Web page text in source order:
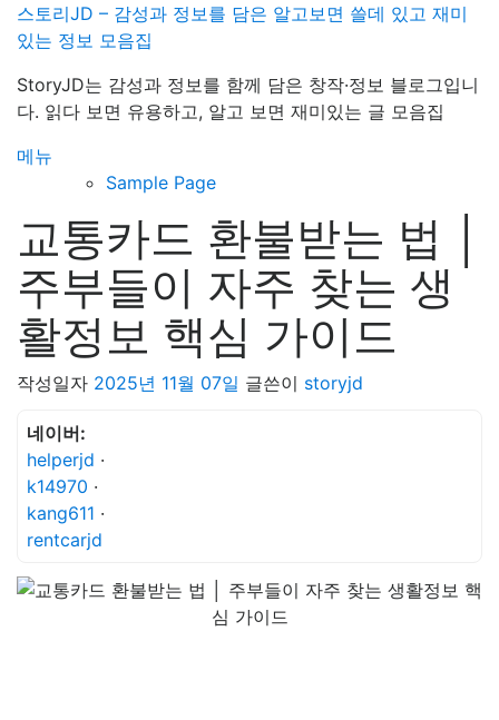
스토리JD – 감성과 정보를 담은 알고보면 쓸데 있고 재미
있는 정보 모음집
StoryJD는 감성과 정보를 함께 담은 창작·정보 블로그입니
다. 읽다 보면 유용하고, 알고 보면 재미있는 글 모음집
메뉴
Sample Page
교통카드 환불받는 법 │
주부들이 자주 찾는 생
활정보 핵심 가이드
작성일자 2025년 11월 07일 글쓴이 storyjd
네이버:
helperjd ·
k14970 ·
kang611 ·
rentcarjd